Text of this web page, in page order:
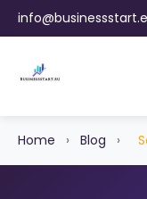
Home › Blog ›